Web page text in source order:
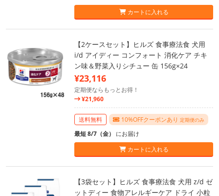
カートに入れる
【2ケースセット】ヒルズ 食事療法食 犬用
i/d アイディー コンフォート 消化ケア チキ
ン味＆野菜入りシチュー 缶 156g×24
¥23,116
定期便ならもっとお得！
¥21,960
送料無料 10%OFFクーポンあり 定期便のみ
最短 8/7（金） にお届け
カートに入れる
【3袋セット】ヒルズ 食事療法食 犬用 z/d ゼ
ットディー 食物アレルギーケア ドライ 小粒